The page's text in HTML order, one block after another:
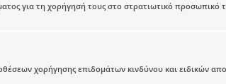
για τη χορήγησή τους στο στρατιωτικό
χορήγησης επιδομάτων κινδύνου και ειδικών